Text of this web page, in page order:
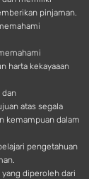
pinjaman.
harta kekayaaan
dan
atas segala
kemampuan dalam
pengetahuan
diperoleh dari